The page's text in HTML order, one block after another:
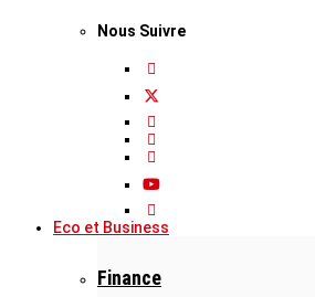
Nous Suivre
Eco et Business
Finance